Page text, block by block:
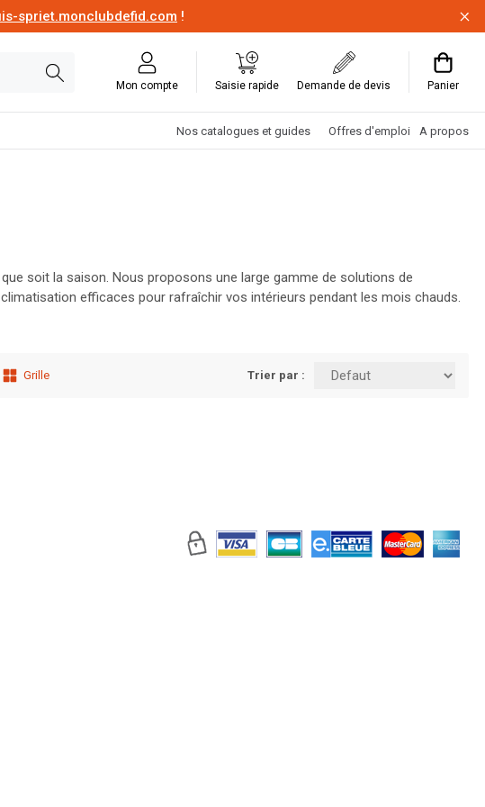
spriet.monclubdefid.com !
Mon compte Saisie rapide Demande de devis Panier
Nos catalogues et guides Offres d'emploi A propos
soit la saison. Nous proposons une large gamme de solutions de
efficaces pour rafraîchir vos intérieurs pendant les mois chauds.
à votre budget. Visitez Louis Spriet et préparez votre maison pour toute
Grille Trier par :